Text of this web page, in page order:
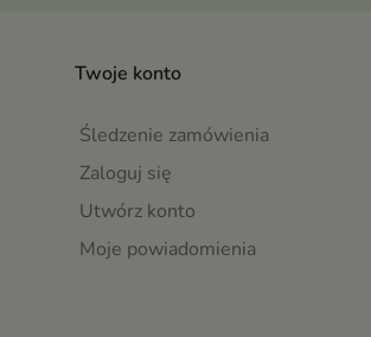
Twoje konto
Śledzenie zamówienia
Zaloguj się
Utwórz konto
Moje powiadomienia